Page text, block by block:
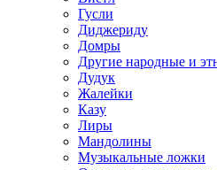
Гусли
Диджериду
Домры
Другие народные и
Дудук
Жалейки
Казу
Лиры
Мандолины
Музыкальные ложки